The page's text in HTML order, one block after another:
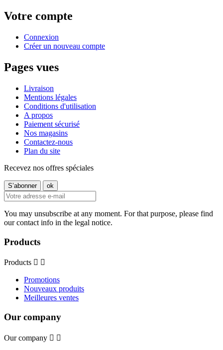
Votre compte
Connexion
Créer un nouveau compte
Pages vues
Livraison
Mentions légales
Conditions d'utilisation
A propos
Paiement sécurisé
Nos magasins
Contactez-nous
Plan du site
Recevez nos offres spéciales
You may unsubscribe at any moment. For that purpose, please find
our contact info in the legal notice.
Products
Products  
Promotions
Nouveaux produits
Meilleures ventes
Our company
Our company  